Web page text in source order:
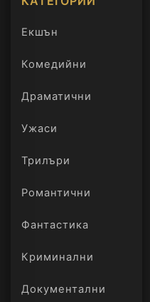
Екшън
Комедийни
Драматични
Ужаси
Трилъри
онлайн
Романтични
Фантастика
Криминални
Документални